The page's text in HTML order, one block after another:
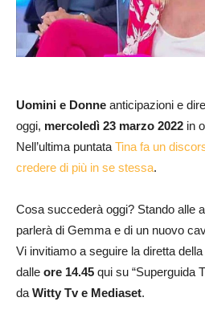
Uomini e Donne anticipazioni e
oggi, mercoledì 23 marzo 2022 in
Nell’ultima puntata Tina fa un
credere di più in se stessa.
Cosa succederà oggi? Stando alle
parlerà di Gemma e di un nuovo
Vi invitiamo a seguire la diretta
dalle ore 14.45 qui su “Superguida
da Witty Tv e Mediaset.